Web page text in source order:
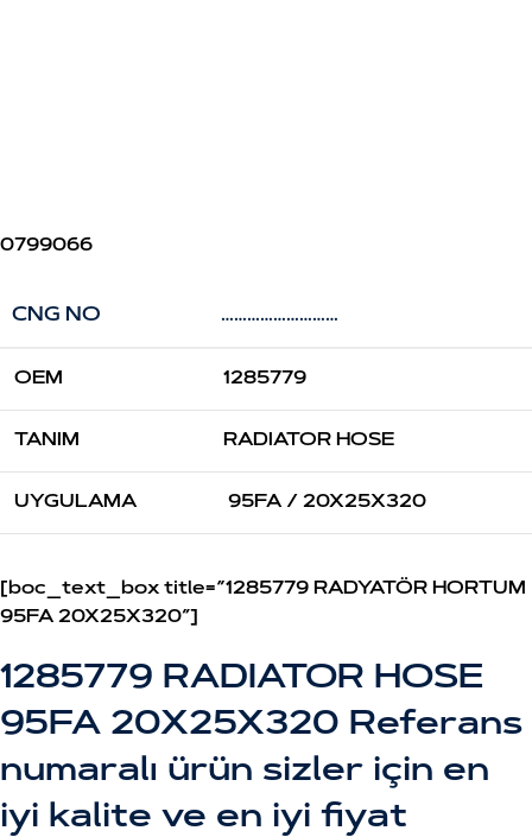
0799066
CNG NO ………………………
OEM 1285779
TANIM RADIATOR HOSE
UYGULAMA 95FA / 20X25X320
[boc_text_box title=”1285779 RADYATÖR HORTUM
95FA 20X25X320″]
1285779 RADIATOR HOSE
95FA 20X25X320 Referans
numaralı ürün sizler için en
iyi kalite ve en iyi fiyat